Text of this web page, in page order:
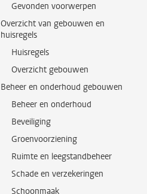
Gevonden voorwerpen
Overzicht van gebouwen en
huisregels
Huisregels
Overzicht gebouwen
Beheer en onderhoud gebouwen
Beheer en onderhoud
Beveiliging
Groenvoorziening
Ruimte en leegstandbeheer
Schade en verzekeringen
Schoonmaak